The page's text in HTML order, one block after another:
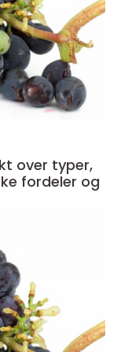
over typer,
fordeler og